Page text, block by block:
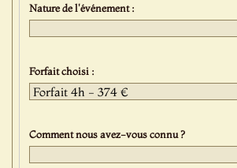
Nature de l'événement :
Forfait choisi :
Comment nous avez-vous connu ?